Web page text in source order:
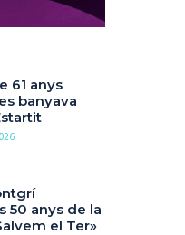
61 anys
banyava
50 anys de la
el Ter»